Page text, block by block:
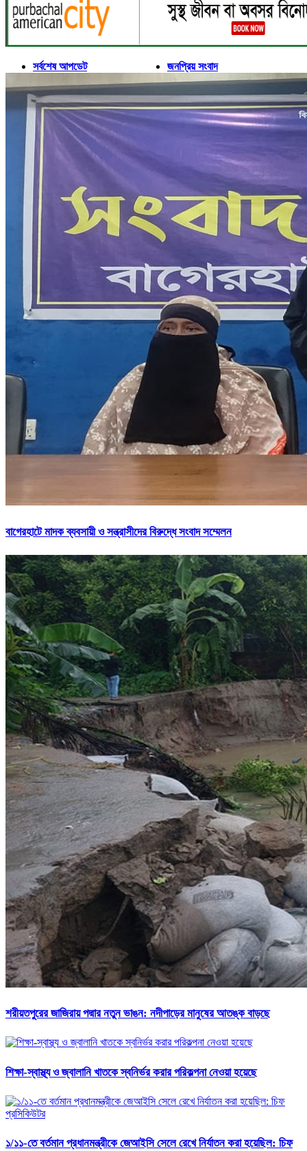
সর্বশেষ আপডেট জনপ্রিয় সংবাদ
বাগেরহাটে মাদক ব্যবসায়ী ও সন্ত্রাসীদের বিরুদ্ধে সংবাদ সম্মেলন
শরীয়তপুরের জাজিরায় পদ্মার নতুন ভাঙন: নদীপাড়ের মানুষের আতঙ্ক বাড়ছে
শিক্ষা-স্বাস্থ্য ও জ্বালানি খাতকে স্বনির্ভর করার পরিকল্পনা নেওয়া হয়েছে
১/১১-তে বর্তমান প্রধানমন্ত্রীকে জেআইসি সেলে রেখে নির্যাতন করা হয়েছিল: চিফ